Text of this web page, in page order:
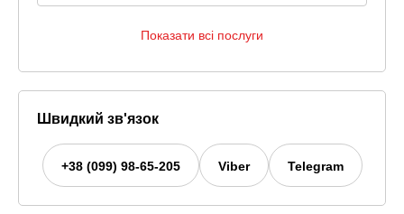
Показати всі послуги
Швидкий зв'язок
+38 (099) 98-65-205 Viber Telegram